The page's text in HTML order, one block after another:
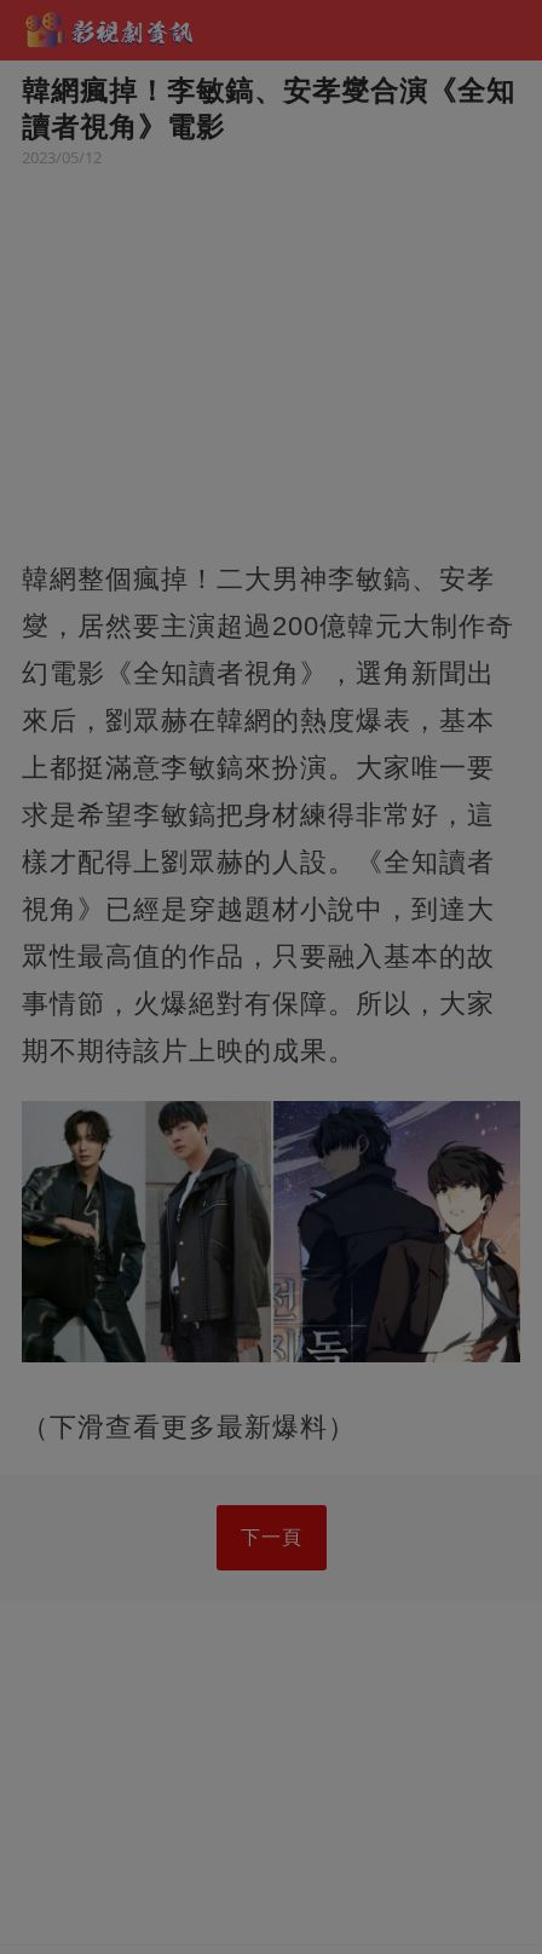
韓網瘋掉！李敏鎬、安孝燮合演《全知
讀者視角》電影
2023/05/12
韓網整個瘋掉！二大男神李敏鎬、安孝
燮，居然要主演超過200億韓元大制作奇
幻電影《全知讀者視角》，選角新聞出
來后，劉眾赫在韓網的熱度爆表，基本
上都挺滿意李敏鎬來扮演。大家唯一要
求是希望李敏鎬把身材練得非常好，這
樣才配得上劉眾赫的人設。《全知讀者
視角》已經是穿越題材小說中，到達大
眾性最高值的作品，只要融入基本的故
事情節，火爆絕對有保障。所以，大家
期不期待該片上映的成果。
（下滑查看更多最新爆料）
下一頁